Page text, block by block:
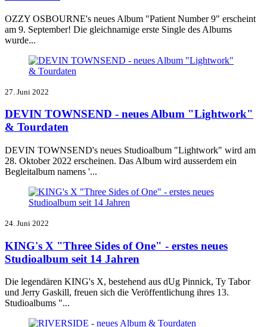
OZZY OSBOURNE's neues Album "Patient Number 9" erscheint
am 9. September! Die gleichnamige erste Single des Albums
wurde...
27. Juni 2022
DEVIN TOWNSEND - neues Album "Lightwork"
& Tourdaten
DEVIN TOWNSEND's neues Studioalbum "Lightwork" wird am
28. Oktober 2022 erscheinen. Das Album wird ausserdem ein
Begleitalbum namens '...
24. Juni 2022
KING's X "Three Sides of One" - erstes neues
Studioalbum seit 14 Jahren
Die legendären KING's X, bestehend aus dUg Pinnick, Ty Tabor
und Jerry Gaskill, freuen sich die Veröffentlichung ihres 13.
Studioalbums "...